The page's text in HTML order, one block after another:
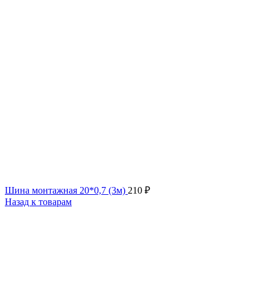
Шина монтажная 20*0,7 (3м) 210 ₽
Назад к товарам